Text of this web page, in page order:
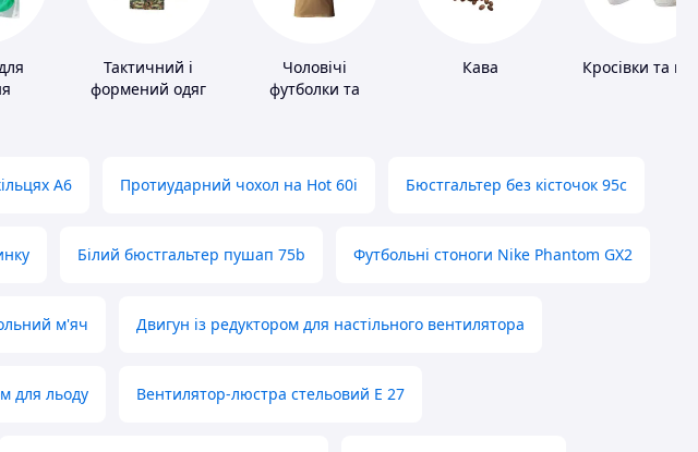
Тактичний і
формений одяг
Чоловічі
футболки та
Кава Кросівки та
А6 Протиударний чохол на Hot 60i Бюстгальтер без кісточок 95с
Білий бюстгальтер пушап 75b Футбольні стоноги Nike Phantom GX2
м'яч Двигун із редуктором для настільного вентилятора
для льоду Вентилятор-люстра стельовий E 27